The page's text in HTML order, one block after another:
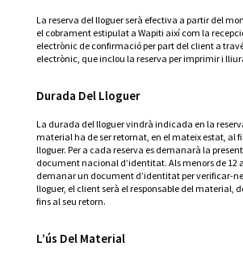
La reserva del lloguer serà efectiva a partir del
el cobrament estipulat a Wapiti així com la
electrònic de confirmació per part del client a
electrònic, que inclou la reserva per imprimir i
Durada Del Lloguer
La durada del lloguer vindrà indicada en la
material ha de ser retornat, en el mateix estat, al
lloguer. Per a cada reserva es demanarà la
document nacional d’identitat. Als menors de 12
demanar un document d’identitat per verificar-
lloguer, el client serà el responsable del material,
fins al seu retorn.
L’ús Del Material